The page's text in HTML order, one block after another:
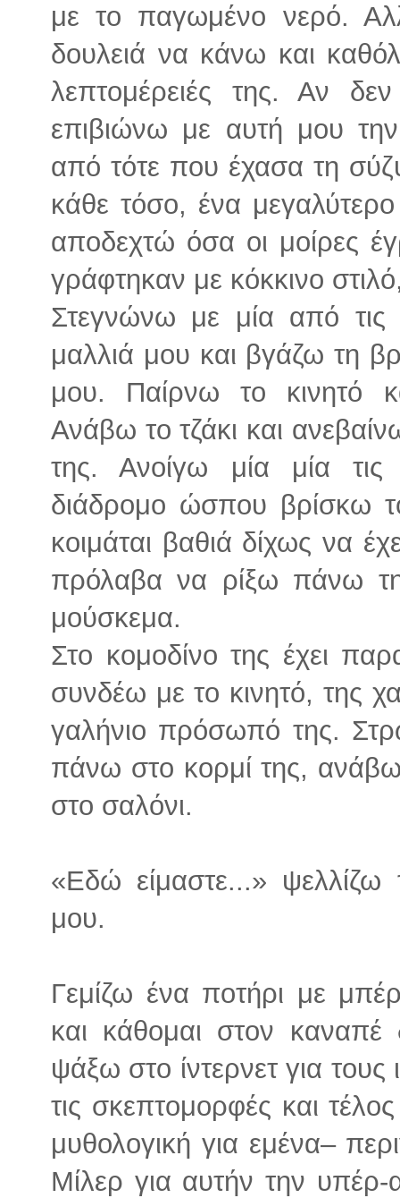
με το παγωμένο νερό.
δουλειά να κάνω και
λεπτομέρειές της. Αν
επιβιώνω με αυτή μου
από τότε που έχασα τη
κάθε τόσο, ένα
αποδεχτώ όσα οι μοίρες
γράφτηκαν με κόκκινο
Στεγνώνω με μία από
μαλλιά μου και βγάζω τη
μου. Παίρνω το κινητό
Ανάβω το τζάκι και
της. Ανοίγω μία μία
διάδρομο ώσπου βρίσκω
κοιμάται βαθιά δίχως να
πρόλαβα να ρίξω πάνω
μούσκεμα.
Στο κομοδίνο της έχει
συνδέω με το κινητό, της
γαλήνιο πρόσωπό της.
πάνω στο κορμί της, ανάβω
στο σαλόνι.
«Εδώ είμαστε...» ψελλίζω
μου.
Γεμίζω ένα ποτήρι με
και κάθομαι στον
ψάξω στο ίντερνετ για τους
τις σκεπτομορφές και
μυθολογική για εμένα–
Μίλερ για αυτήν την υπέρ-